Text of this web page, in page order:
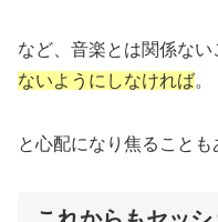
など、音楽とは関係な
ないようにしなければ。
と心配になり焦ることも